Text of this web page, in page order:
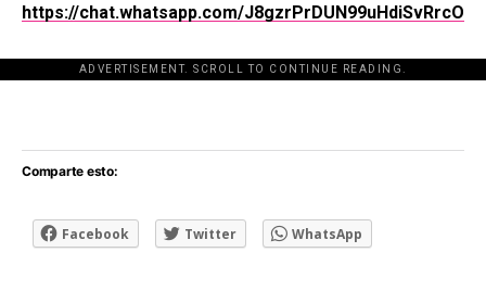
https://chat.whatsapp.com/J8gzrPrDUN99uHdiSvRrcO
ADVERTISEMENT. SCROLL TO CONTINUE READING.
[adsforwp id="243463"]
Comparte esto:
Facebook Twitter WhatsApp